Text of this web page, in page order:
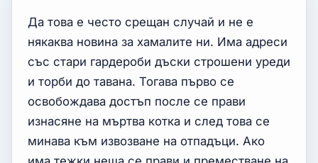
Да това е често срещан случай и не е
някаква новина за хамалите ни. Има адреси
със стари гардероби дъски строшени уреди
и торби до тавана. Тогава първо се
освобождава достъп после се прави
изнасяне на мъртва котка и след това се
минава към извозване на отпадъци. Ако